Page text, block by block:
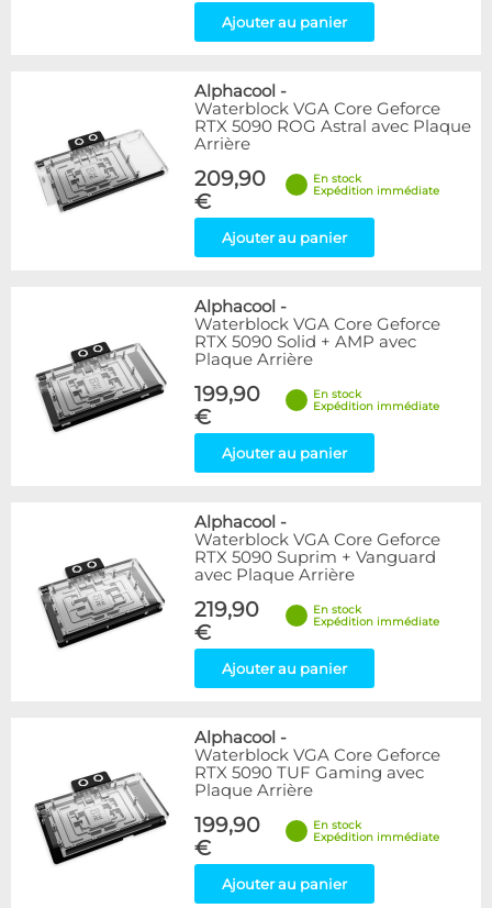
Ajouter au panier
Alphacool -
Waterblock VGA Core Geforce
RTX 5090 ROG Astral avec Plaque
Arrière
209,90
€
En stock
Expédition immédiate
Ajouter au panier
Alphacool -
Waterblock VGA Core Geforce
RTX 5090 Solid + AMP avec
Plaque Arrière
199,90
€
En stock
Expédition immédiate
Ajouter au panier
Alphacool -
Waterblock VGA Core Geforce
RTX 5090 Suprim + Vanguard
avec Plaque Arrière
219,90
€
En stock
Expédition immédiate
Ajouter au panier
Alphacool -
Waterblock VGA Core Geforce
RTX 5090 TUF Gaming avec
Plaque Arrière
199,90
€
En stock
Expédition immédiate
Ajouter au panier